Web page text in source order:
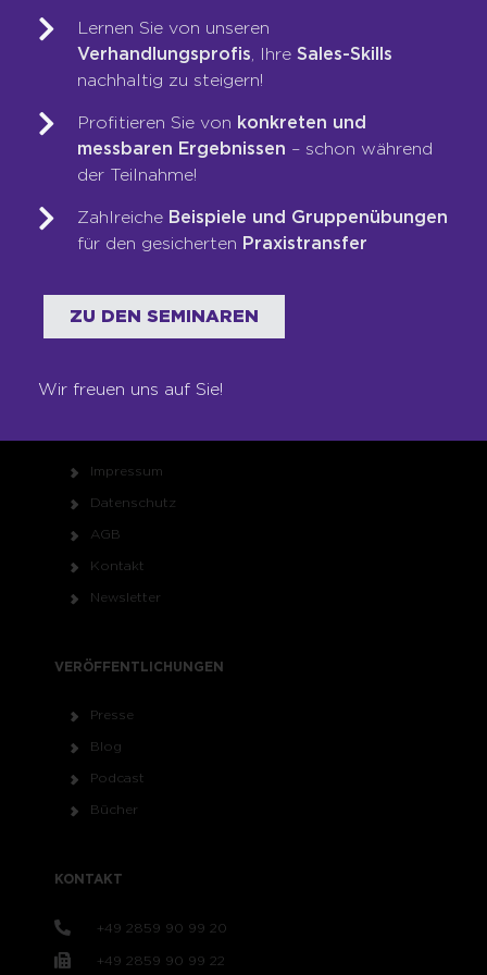
WER WIR SIND
Team
Referenzen
Seminare
Impressum
Datenschutz
AGB
Kontakt
Newsletter
VERÖFFENTLICHUNGEN
Presse
Blog
Podcast
Bücher
KONTAKT
+49 2859 90 99 20
+49 2859 90 99 22
Lernen Sie von unseren
Verhandlungsprofis, IhreSales-Skills
nachhaltig zu steigern!
Profitieren Sie von konkreten und
messbaren Ergebnissen – schon während
der Teilnahme!
Zahlreiche Beispiele und Gruppenübungen
für den gesicherten Praxistransfer
ZU DEN SEMINAREN
Wir freuen uns auf Sie!